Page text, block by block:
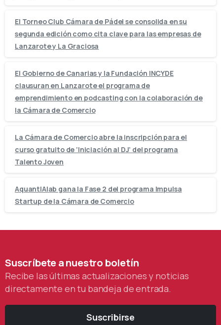
El Torneo Club Cámara de Pádel se consolida en su
segunda edición como cita clave para las empresas de
Lanzarote y La Graciosa
El Gobierno de Canarias y la Fundación INCYDE
clausuran en Lanzarote el programa de
emprendimiento en podcasting con la colaboración de
la Cámara de Comercio
La Cámara de Comercio abre la inscripción para el
curso gratuito de ‘Iniciación al DJ’ del programa
Talento Joven
AquantIAlab gana la Fase 2 del programa Impulsa
Startup de la Cámara de Comercio
Suscríbeteanuestro boletín
Recibe las últimas actualizaciones y noticias
directamente en tu bandeja de entrada.
Suscribirse